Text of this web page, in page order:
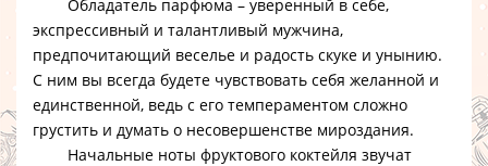
Обладатель парфюма – уверенный в себе,
экспрессивный и талантливый мужчина,
предпочитающий веселье и радость скуке и унынию.
С ним вы всегда будете чувствовать себя желанной и
единственной, ведь с его темпераментом сложно
грустить и думать о несовершенстве мироздания.
Начальные ноты фруктового коктейля звучат